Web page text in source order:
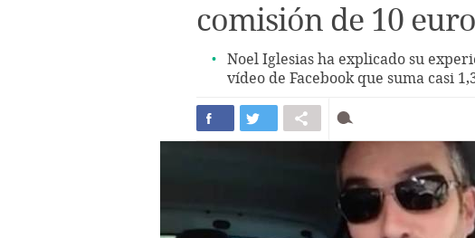
comisión de 10
Noel Iglesias ha explicado su
vídeo de Facebook que suma casi